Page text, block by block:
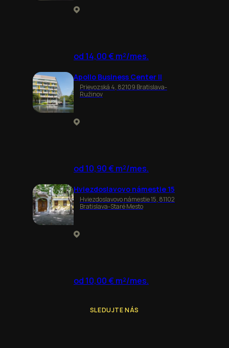
od 14,00 € m²/mes.
Apollo Business Center II
Prievozská 4, 82109 Bratislava-
Ružinov
od 10,90 € m²/mes.
Hviezdoslavovo námestie 15
Hviezdoslavovo námestie 15, 81102
Bratislava-Staré Mesto
od 10,00 € m²/mes.
SLEDUJTE NÁS